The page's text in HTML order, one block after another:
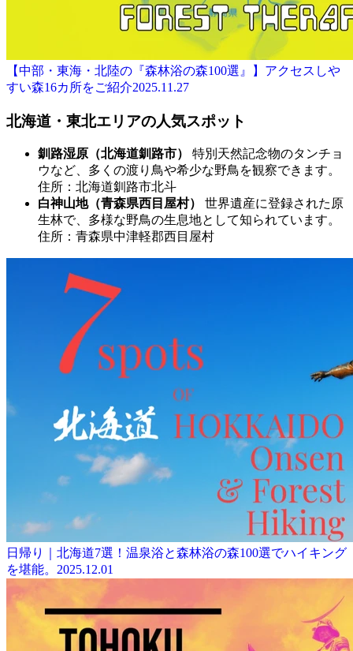
【中部・東海・北陸の『森林浴の森100選』】アクセスしや
すい森16カ所をご紹介2025.11.27
北海道・東北エリアの人気スポット
釧路湿原（北海道釧路市）
特別天然記念物のタンチョ
ウなど、多くの渡り鳥や希少な野鳥を観察できます。
住所：北海道釧路市北斗
白神山地（青森県西目屋村）
世界遺産に登録された原
生林で、多様な野鳥の生息地として知られています。
住所：青森県中津軽郡西目屋村
日帰り｜北海道7選！温泉浴と森林浴の森100選でハイキング
を堪能。 2025.12.01